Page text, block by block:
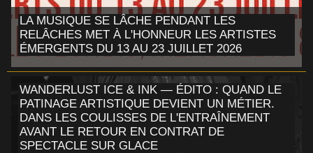
LA MUSIQUE SE LÂCHE PENDANT LES
RELÂCHES MET À L'HONNEUR LES ARTISTES
ÉMERGENTS DU 13 AU 23 JUILLET 2026
WANDERLUST ICE & INK — ÉDITO : QUAND LE
PATINAGE ARTISTIQUE DEVIENT UN MÉTIER.
DANS LES COULISSES DE L'ENTRAÎNEMENT
AVANT LE RETOUR EN CONTRAT DE
SPECTACLE SUR GLACE